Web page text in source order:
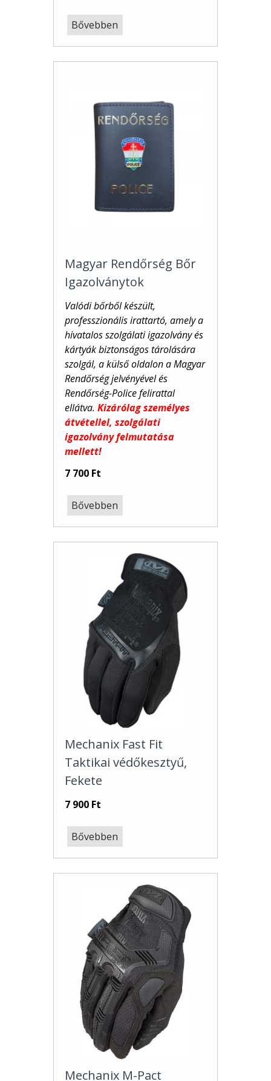
Bővebben
Magyar Rendőrség Bőr
Igazolványtok
Valódi bőrből készült,
professzionális irattartó, amely a
hivatalos szolgálati igazolvány és
kártyák biztonságos tárolására
szolgál, a külső oldalon a Magyar
Rendőrség jelvényével és
Rendőrség-Police felirattal
ellátva. Kizárólag személyes
átvétellel, szolgálati
igazolvány felmutatása
mellett!
7 700 Ft
Bővebben
Mechanix Fast Fit
Taktikai védőkesztyű,
Fekete
7 900 Ft
Bővebben
Mechanix M-Pact